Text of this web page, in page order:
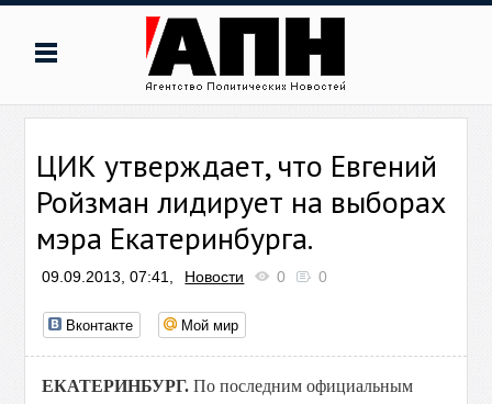
ЦИК утверждает, что Евгений
Ройзман лидирует на выборах
мэра Екатеринбурга.
09.09.2013, 07:41, Новости 0 0
Вконтакте Мой мир
ЕКАТЕРИНБУРГ. По последним официальным